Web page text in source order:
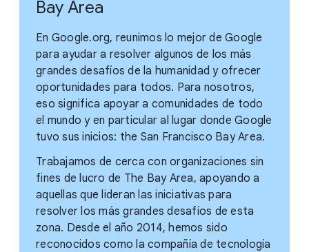
Bay Area
En Google.org, reunimos lo mejor de Google
para ayudar a resolver algunos de los más
grandes desafíos de la humanidad y ofrecer
oportunidades para todos. Para nosotros,
eso significa apoyar a comunidades de todo
el mundo y en particular al lugar donde Google
tuvo sus inicios: the San Francisco Bay Area.
Trabajamos de cerca con organizaciones sin
fines de lucro de The Bay Area, apoyando a
aquellas que lideran las iniciativas para
resolver los más grandes desafíos de esta
zona. Desde el año 2014, hemos sido
reconocidos como la compañía de tecnología